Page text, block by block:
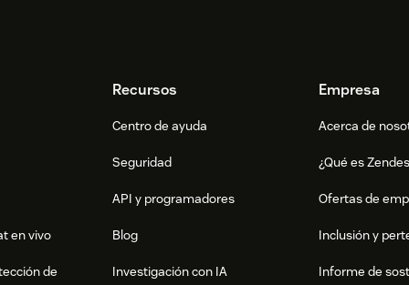
en vivo
de
Recursos
Centro de ayuda
Seguridad
API y programadores
Blog
Investigación con IA
Empresa
Acerca de
¿Qué es
Ofertas de
Inclusión y
Informe de